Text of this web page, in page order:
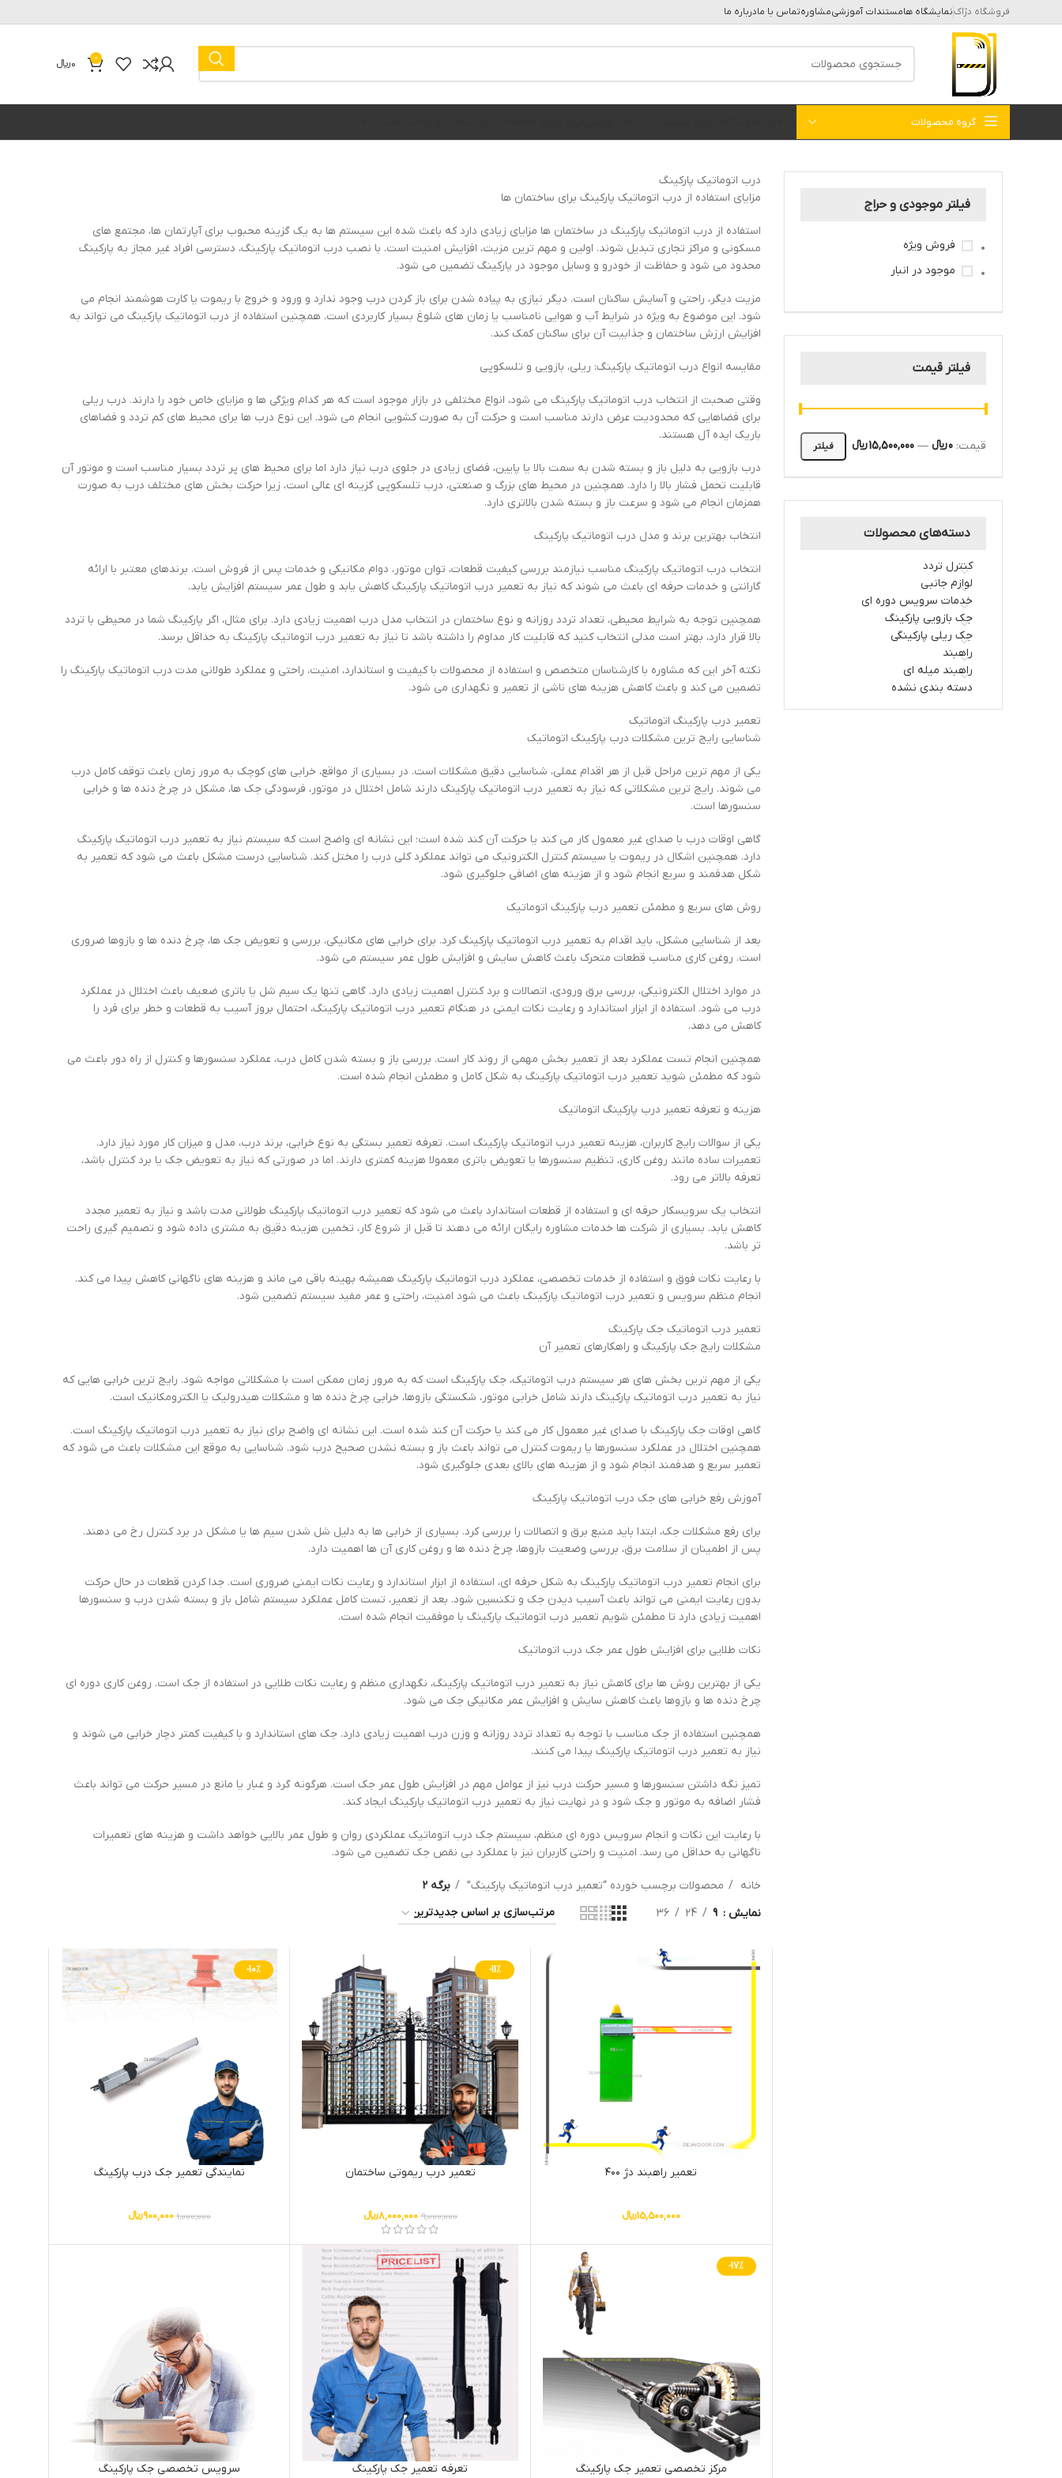
فروشگاه دژاکنمایشگاه هامستندات آموزشیمشاورهتماس با مادرباره ما
0
0﷼
گروه محصولات
فیلتر موجودی و حراج
فروش ویژه
موجود در انبار
فیلتر قیمت
فیلتر قیمت: 0 ﷼ — 15,500,000 ﷼
دسته‌های محصولات
کنترل تردد
لوازم جانبی
خدمات سرویس دوره ای
جک بازویی پارکینگ
جک ریلی پارکینگی
راهبند
راهبند میله ای
دسته بندی نشده
درب اتوماتیک پارکینگ
مزایای استفاده از درب اتوماتیک پارکینگ برای ساختمان ها
استفاده از درب اتوماتیک پارکینگ در ساختمان ها مزایای زیادی دارد که باعث شده این سیستم ها به یک گزینه محبوب برای آپارتمان ها، مجتمع های
مسکونی و مراکز تجاری تبدیل شوند. اولین و مهم ترین مزیت، افزایش امنیت است. با نصب درب اتوماتیک پارکینگ، دسترسی افراد غیر مجاز به پارکینگ
محدود می شود و حفاظت از خودرو و وسایل موجود در پارکینگ تضمین می شود.
مزیت دیگر، راحتی و آسایش ساکنان است. دیگر نیازی به پیاده شدن برای باز کردن درب وجود ندارد و ورود و خروج با ریموت یا کارت هوشمند انجام می
شود. این موضوع به ویژه در شرایط آب و هوایی نامناسب یا زمان های شلوغ بسیار کاربردی است. همچنین استفاده از درب اتوماتیک پارکینگ می تواند به
افزایش ارزش ساختمان و جذابیت آن برای ساکنان کمک کند.
مقایسه انواع درب اتوماتیک پارکینگ: ریلی، بازویی و تلسکوپی
وقتی صحبت از انتخاب درب اتوماتیک پارکینگ می شود، انواع مختلفی در بازار موجود است که هر کدام ویژگی ها و مزایای خاص خود را دارند. درب ریلی
برای فضاهایی که محدودیت عرض دارند مناسب است و حرکت آن به صورت کشویی انجام می شود. این نوع درب ها برای محیط های کم تردد و فضاهای
باریک ایده آل هستند.
درب بازویی به دلیل باز و بسته شدن به سمت بالا یا پایین، فضای زیادی در جلوی درب نیاز دارد اما برای محیط های پر تردد بسیار مناسب است و موتور آن
قابلیت تحمل فشار بالا را دارد. همچنین در محیط های بزرگ و صنعتی، درب تلسکوپی گزینه ای عالی است، زیرا حرکت بخش های مختلف درب به صورت
همزمان انجام می شود و سرعت باز و بسته شدن بالاتری دارد.
انتخاب بهترین برند و مدل درب اتوماتیک پارکینگ
انتخاب درب اتوماتیک پارکینگ مناسب نیازمند بررسی کیفیت قطعات، توان موتور، دوام مکانیکی و خدمات پس از فروش است. برندهای معتبر با ارائه
گارانتی و خدمات حرفه ای باعث می شوند که نیاز به تعمیر درب اتوماتیک پارکینگ کاهش یابد و طول عمر سیستم افزایش یابد.
همچنین توجه به شرایط محیطی، تعداد تردد روزانه و نوع ساختمان در انتخاب مدل درب اهمیت زیادی دارد. برای مثال، اگر پارکینگ شما در محیطی با تردد
بالا قرار دارد، بهتر است مدلی انتخاب کنید که قابلیت کار مداوم را داشته باشد تا نیاز به تعمیر درب اتوماتیک پارکینگ به حداقل برسد.
نکته آخر این که مشاوره با کارشناسان متخصص و استفاده از محصولات با کیفیت و استاندارد، امنیت، راحتی و عملکرد طولانی مدت درب اتوماتیک پارکینگ را
تضمین می کند و باعث کاهش هزینه های ناشی از تعمیر و نگهداری می شود.
تعمیر درب پارکینگ اتوماتیک
شناسایی رایج ترین مشکلات درب پارکینگ اتوماتیک
یکی از مهم ترین مراحل قبل از هر اقدام عملی، شناسایی دقیق مشکلات است. در بسیاری از مواقع، خرابی های کوچک به مرور زمان باعث توقف کامل درب
می شوند. رایج ترین مشکلاتی که نیاز به تعمیر درب اتوماتیک پارکینگ دارند شامل اختلال در موتور، فرسودگی جک ها، مشکل در چرخ دنده ها و خرابی
سنسورها است.
گاهی اوقات درب با صدای غیر معمول کار می کند یا حرکت آن کند شده است؛ این نشانه ای واضح است که سیستم نیاز به تعمیر درب اتوماتیک پارکینگ
دارد. همچنین اشکال در ریموت یا سیستم کنترل الکترونیک می تواند عملکرد کلی درب را مختل کند. شناسایی درست مشکل باعث می شود که تعمیر به
شکل هدفمند و سریع انجام شود و از هزینه های اضافی جلوگیری شود.
روش های سریع و مطمئن تعمیر درب پارکینگ اتوماتیک
بعد از شناسایی مشکل، باید اقدام به تعمیر درب اتوماتیک پارکینگ کرد. برای خرابی های مکانیکی، بررسی و تعویض جک ها، چرخ دنده ها و بازوها ضروری
است. روغن کاری مناسب قطعات متحرک باعث کاهش سایش و افزایش طول عمر سیستم می شود.
در موارد اختلال الکترونیکی، بررسی برق ورودی، اتصالات و برد کنترل اهمیت زیادی دارد. گاهی تنها یک سیم شل یا باتری ضعیف باعث اختلال در عملکرد
درب می شود. استفاده از ابزار استاندارد و رعایت نکات ایمنی در هنگام تعمیر درب اتوماتیک پارکینگ، احتمال بروز آسیب به قطعات و خطر برای فرد را
کاهش می دهد.
همچنین انجام تست عملکرد بعد از تعمیر بخش مهمی از روند کار است. بررسی باز و بسته شدن کامل درب، عملکرد سنسورها و کنترل از راه دور باعث می
شود که مطمئن شوید تعمیر درب اتوماتیک پارکینگ به شکل کامل و مطمئن انجام شده است.
هزینه و تعرفه تعمیر درب پارکینگ اتوماتیک
یکی از سوالات رایج کاربران، هزینه تعمیر درب اتوماتیک پارکینگ است. تعرفه تعمیر بستگی به نوع خرابی، برند درب، مدل و میزان کار مورد نیاز دارد.
تعمیرات ساده مانند روغن کاری، تنظیم سنسورها یا تعویض باتری معمولا هزینه کمتری دارند. اما در صورتی که نیاز به تعویض جک یا برد کنترل باشد،
تعرفه بالاتر می رود.
انتخاب یک سرویسکار حرفه ای و استفاده از قطعات استاندارد باعث می شود که تعمیر درب اتوماتیک پارکینگ طولانی مدت باشد و نیاز به تعمیر مجدد
کاهش یابد. بسیاری از شرکت ها خدمات مشاوره رایگان ارائه می دهند تا قبل از شروع کار، تخمین هزینه دقیق به مشتری داده شود و تصمیم گیری راحت
تر باشد.
با رعایت نکات فوق و استفاده از خدمات تخصصی، عملکرد درب اتوماتیک پارکینگ همیشه بهینه باقی می ماند و هزینه های ناگهانی کاهش پیدا می کند.
انجام منظم سرویس و تعمیر درب اتوماتیک پارکینگ باعث می شود امنیت، راحتی و عمر مفید سیستم تضمین شود.
تعمیر درب اتوماتیک جک پارکینگ
مشکلات رایج جک پارکینگ و راهکارهای تعمیر آن
یکی از مهم ترین بخش های هر سیستم درب اتوماتیک، جک پارکینگ است که به مرور زمان ممکن است با مشکلاتی مواجه شود. رایج ترین خرابی هایی که
نیاز به تعمیر درب اتوماتیک پارکینگ دارند شامل خرابی موتور، شکستگی بازوها، خرابی چرخ دنده ها و مشکلات هیدرولیک یا الکترومکانیک است.
گاهی اوقات جک پارکینگ با صدای غیر معمول کار می کند یا حرکت آن کند شده است. این نشانه ای واضح برای نیاز به تعمیر درب اتوماتیک پارکینگ است.
همچنین اختلال در عملکرد سنسورها یا ریموت کنترل می تواند باعث باز و بسته نشدن صحیح درب شود. شناسایی به موقع این مشکلات باعث می شود که
تعمیر سریع و هدفمند انجام شود و از هزینه های بالای بعدی جلوگیری شود.
آموزش رفع خرابی های جک درب اتوماتیک پارکینگ
برای رفع مشکلات جک، ابتدا باید منبع برق و اتصالات را بررسی کرد. بسیاری از خرابی ها به دلیل شل شدن سیم ها یا مشکل در برد کنترل رخ می دهند.
پس از اطمینان از سلامت برق، بررسی وضعیت بازوها، چرخ دنده ها و روغن کاری آن ها اهمیت دارد.
برای انجام تعمیر درب اتوماتیک پارکینگ به شکل حرفه ای، استفاده از ابزار استاندارد و رعایت نکات ایمنی ضروری است. جدا کردن قطعات در حال حرکت
بدون رعایت ایمنی می تواند باعث آسیب دیدن جک و تکنسین شود. بعد از تعمیر، تست کامل عملکرد سیستم شامل باز و بسته شدن درب و سنسورها
اهمیت زیادی دارد تا مطمئن شویم تعمیر درب اتوماتیک پارکینگ با موفقیت انجام شده است.
نکات طلایی برای افزایش طول عمر جک درب اتوماتیک
یکی از بهترین روش ها برای کاهش نیاز به تعمیر درب اتوماتیک پارکینگ، نگهداری منظم و رعایت نکات طلایی در استفاده از جک است. روغن کاری دوره ای
چرخ دنده ها و بازوها باعث کاهش سایش و افزایش عمر مکانیکی جک می شود.
همچنین استفاده از جک مناسب با توجه به تعداد تردد روزانه و وزن درب اهمیت زیادی دارد. جک های استاندارد و با کیفیت کمتر دچار خرابی می شوند و
نیاز به تعمیر درب اتوماتیک پارکینگ پیدا می کنند.
تمیز نگه داشتن سنسورها و مسیر حرکت درب نیز از عوامل مهم در افزایش طول عمر جک است. هرگونه گرد و غبار یا مانع در مسیر حرکت می تواند باعث
فشار اضافه به موتور و جک شود و در نهایت نیاز به تعمیر درب اتوماتیک پارکینگ ایجاد کند.
با رعایت این نکات و انجام سرویس دوره ای منظم، سیستم جک درب اتوماتیک عملکردی روان و طول عمر بالایی خواهد داشت و هزینه های تعمیرات
ناگهانی به حداقل می رسد. امنیت و راحتی کاربران نیز با عملکرد بی نقص جک تضمین می شود.
خانه محصولات برچسب خورده “تعمیر درب اتوماتیک پارکینگ”
برگه 2
نمایش 9
24
36
تعمیر راهبند دژ ۴۰۰
15,500,000﷼
-11%
تعمیر درب ریموتی ساختمان
9,000,000
8,000,000﷼
-10%
نمایندگی تعمیر جک درب پارکینگ
1,000,000
900,000﷼
-17%
مرکز تخصصی تعمیر جک پارکینگ تعرفه تعمیر جک پارکینگ سرویس تخصصی جک پارکینگ